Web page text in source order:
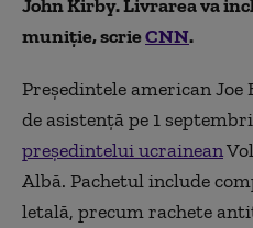
John Kirby. Livrarea va
muniție, scrieCNN.
Președintele american
de asistență pe 1
președintelui ucrainean
Albă. Pachetul include
letală, precum rachete